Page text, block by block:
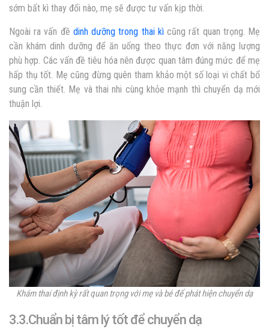
sớm bất kì thay đổi nào, mẹ sẽ được tư vấn kịp thời.
Ngoài ra vấn đề dinh dưỡng trong thai kìcũng rất quan trọng. Mẹ
cần khám dinh dưỡng để ăn uống theo thực đơn với năng lượng
phù hợp. Các vấn đề tiêu hóa nên được quan tâm đúng mức để mẹ
hấp thụ tốt. Mẹ cũng đừng quên tham khảo một số loại vi chất bổ
sung cần thiết. Mẹ và thai nhi cùng khỏe mạnh thì chuyển dạ mới
thuận lợi.
Khám thai định kỳ rất quan trọng với mẹ và bé để phát hiện chuyển dạ
3.3.Chuẩn bị tâm lý tốt để chuyển dạ